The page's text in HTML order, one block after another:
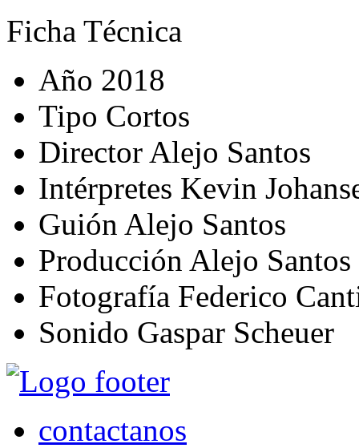
Ficha Técnica
Año 2018
Tipo Cortos
Director Alejo Santos
Intérpretes Kevin
Guión Alejo Santos
Producción Alejo Santos
Fotografía Federico
Sonido Gaspar Scheuer
contactanos